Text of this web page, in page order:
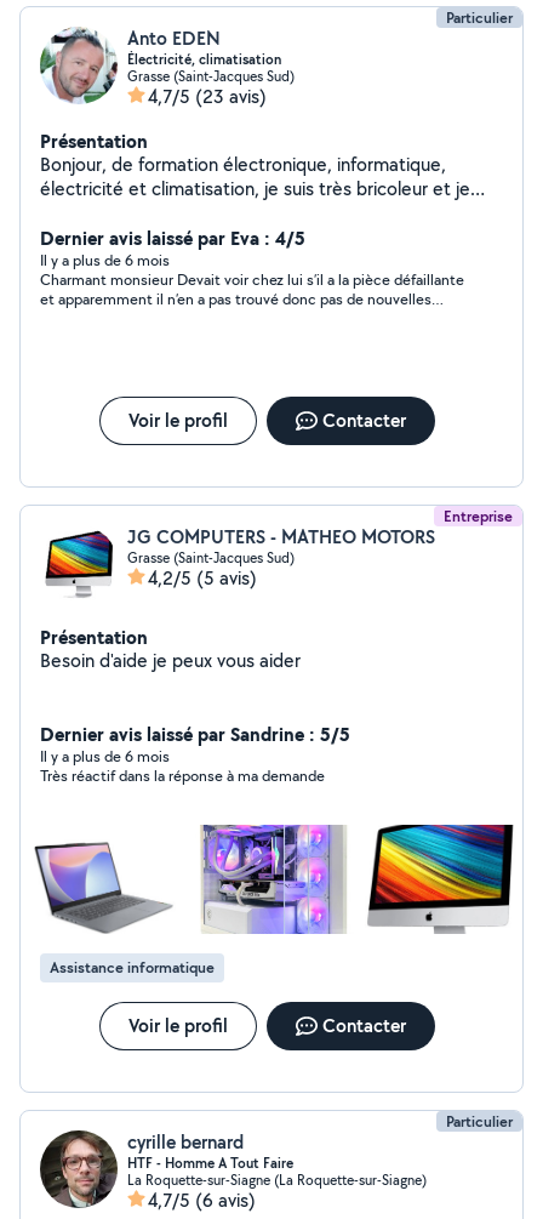
Particulier
Anto EDEN
Électricité, climatisation
Grasse (Saint-Jacques Sud)
4,7/5 (23 avis)
Présentation
Bonjour, de formation électronique, informatique,
électricité et climatisation, je suis très bricoleur et je
Dernier avis laissé par Eva : 4/5
Il y a plus de 6 mois
Charmant monsieur Devait voir chez lui s’il a la pièce défaillante
et apparemment il n’en a pas trouvé donc pas de nouvelles
Voir le profil Contacter
Entreprise
JG COMPUTERS - MATHEO MOTORS
Grasse (Saint-Jacques Sud)
4,2/5 (5 avis)
Présentation
Besoin d'aide je peux vous aider
Dernier avis laissé par Sandrine : 5/5
Il y a plus de 6 mois
Très réactif dans la réponse à ma demande
Assistance informatique
Voir le profil Contacter
Particulier
cyrille bernard
HTF - Homme A Tout Faire
La Roquette-sur-Siagne (La Roquette-sur-Siagne)
4,7/5 (6 avis)